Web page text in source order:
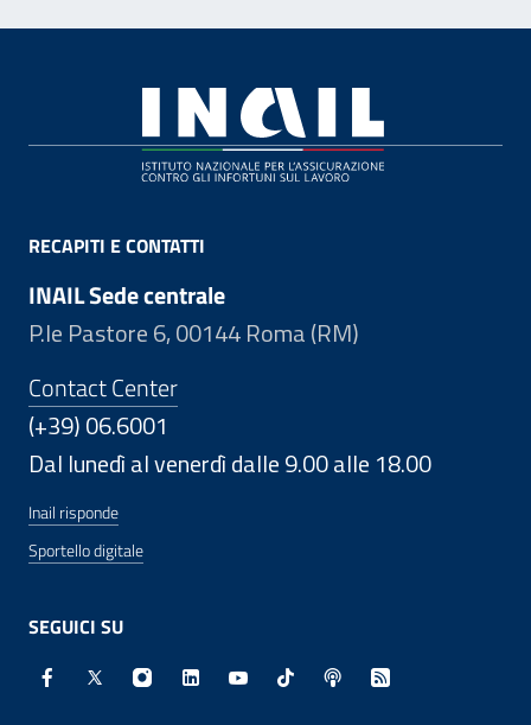
RECAPITI E CONTATTI
INAIL Sede centrale
P.le Pastore 6, 00144 Roma (RM)
Contact Center
(+39) 06.6001
Dal lunedì al venerdì dalle 9.00 alle 18.00
Inail risponde
Sportello digitale
SEGUICI SU
Facebook - Sito esterno - Apertura in nuova finestra
X - Sito esterno - Apertura in nuova finestra
Instagram - Sito esterno - Apertura in
Linkedin - Sito esterno - Apertura in
Youtube - Sito esterno -
TikTok - Sito esterno -
Spreaker - Sito
Feed RSS -